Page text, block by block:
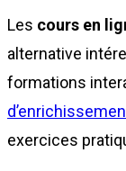
Les cours en
alternative
formations
exercices